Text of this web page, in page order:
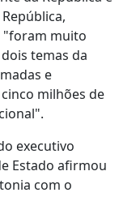
"foram muito
temas da
e
milhões de
executivo
Estado afirmou
com o